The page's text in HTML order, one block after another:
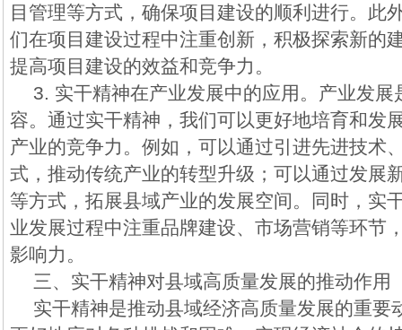
目管理等方式，确保项目建设的顺利进行。此
们在项目建设过程中注重创新，积极探索新的
提高项目建设的效益和竞争力。
3. 实干精神在产业发展中的应用。产业发展
容。通过实干精神，我们可以更好地培育和发
产业的竞争力。例如，可以通过引进先进技术
式，推动传统产业的转型升级；可以通过发展
等方式，拓展县域产业的发展空间。同时，实
业发展过程中注重品牌建设、市场营销等环节
影响力。
三、实干精神对县域高质量发展的推动作用
实干精神是推动县域经济高质量发展的重要